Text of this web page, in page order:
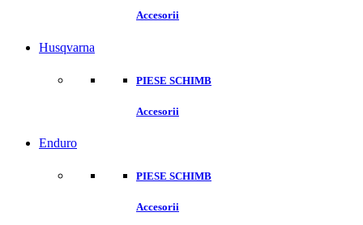
Accesorii
Husqvarna
PIESE SCHIMB
Accesorii
Enduro
PIESE SCHIMB
Accesorii